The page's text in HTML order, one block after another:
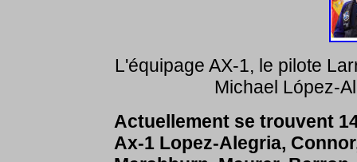
L'équipage AX-1, le pilote
Michael López-
Actuellement se trouvent
Ax-1 Lopez-Alegria,